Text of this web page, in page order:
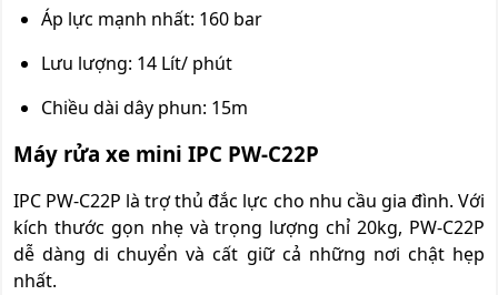
Áp lực mạnh nhất: 160 bar
Lưu lượng: 14 Lít/ phút
Chiều dài dây phun: 15m
Máy rửa xe mini IPC PW-C22P
IPC PW-C22P là trợ thủ đắc lực cho nhu cầu gia đình. Với
kích thước gọn nhẹ và trọng lượng chỉ 20kg, PW-C22P
dễ dàng di chuyển và cất giữ cả những nơi chật hẹp
nhất.